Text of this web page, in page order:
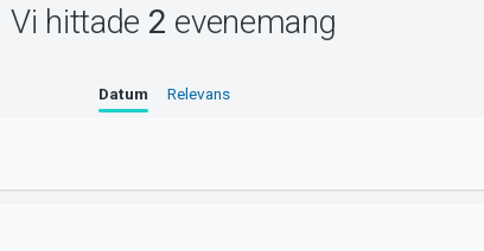
Vi hittade 2 evenemang
Datum Relevans